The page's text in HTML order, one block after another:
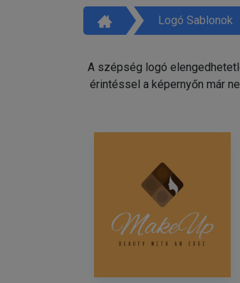
Logó Sablonok
A szépség logó
érintéssel a képernyőn már